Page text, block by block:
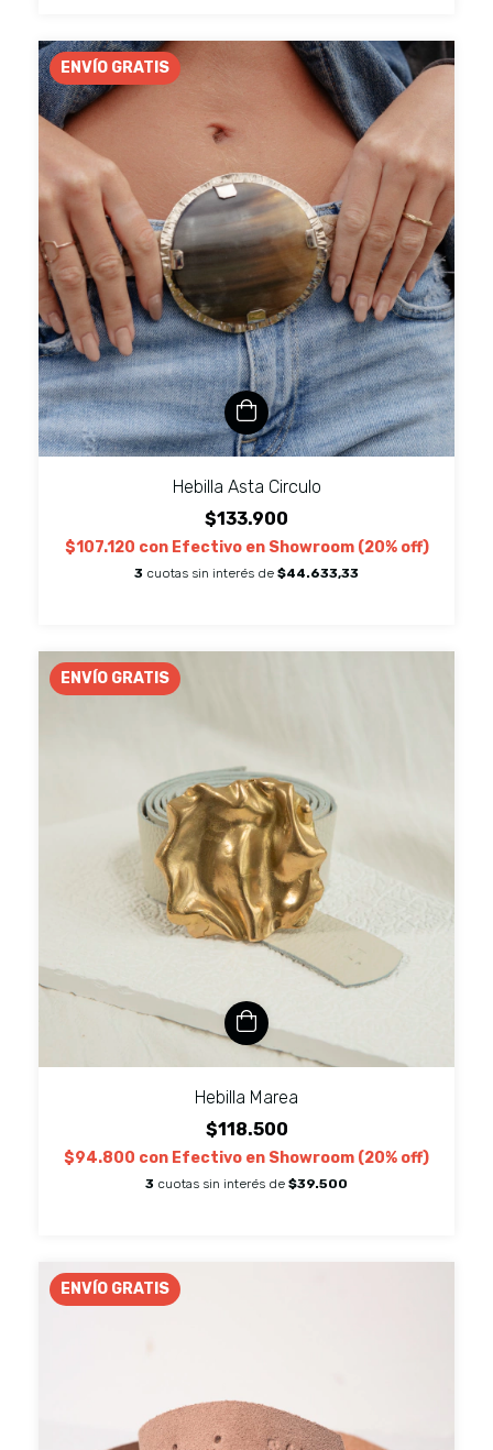
ENVÍO GRATIS
Hebilla Asta Circulo
$133.900
$107.120 con Efectivo en Showroom (20% off)
3 cuotas sin interés de $44.633,33
ENVÍO GRATIS
Hebilla Marea
$118.500
$94.800 con Efectivo en Showroom (20% off)
3 cuotas sin interés de $39.500
ENVÍO GRATIS